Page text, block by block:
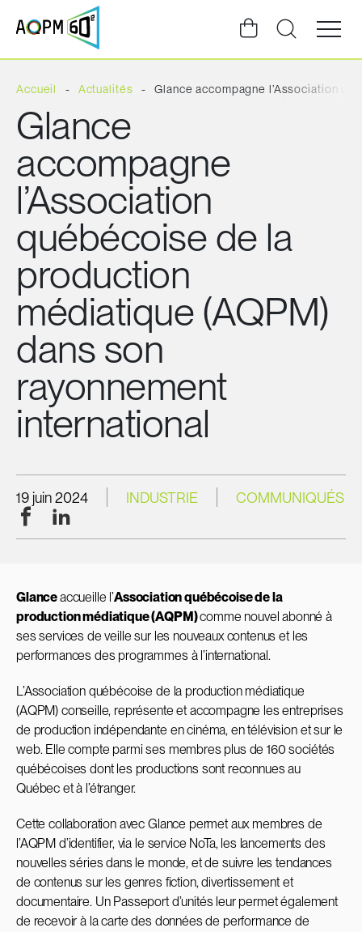
Ouvrir
la
du
Accueil Actualités Glance accompagne l’Association
Glance
accompagne
l’Association
québécoise de la
production
médiatique (AQPM)
dans son
rayonnement
international
19 juin 2024 INDUSTRIE COMMUNIQUÉS
FacebookLinkedIn
Glanceaccueille l’Association québécoise de la
production médiatique (AQPM)comme nouvel abonné à
ses services de veille sur les nouveaux contenus et les
performances des programmes à l’international.
L’Association québécoise de la production médiatique
(AQPM) conseille, représente et accompagne les entreprises
de production indépendante en cinéma, en télévision et sur le
web. Elle compte parmi ses membres plus de 160 sociétés
québécoises dont les productions sont reconnues au
Québec et à l’étranger.
Cette collaboration avec Glance permet aux membres de
l’AQPM d’identifier, via le service NoTa, les lancements des
nouvelles séries dans le monde, et de suivre les tendances
de contenus sur les genres fiction, divertissement et
documentaire. Un Passeport d’unités leur permet également
de recevoir à la carte des données de performance de